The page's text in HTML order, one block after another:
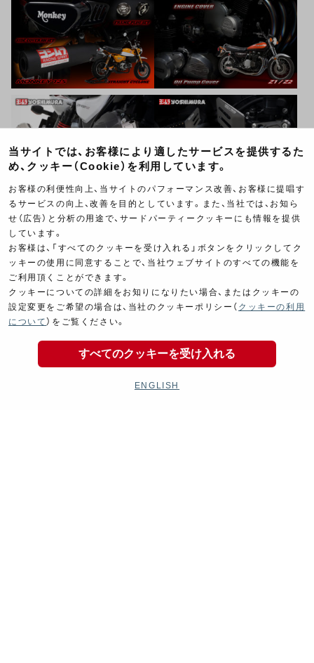
当サイトでは、お客様により適したサービスを提供するた
め、クッキー（Cookie）を利用しています。
お客様の利便性向上、当サイトのパフォーマンス改善、お客様に提唱す
るサービスの向上、改善を目的としています。また、当社では、お知ら
せ（広告）と分析の用途で、サードパーティークッキーにも情報を提供
しています。
お客様は、「すべてのクッキーを受け入れる」ボタンをクリックしてク
ッキーの使用に同意することで、当社ウェブサイトのすべての機能を
ご利用頂くことができます。
クッキーについての詳細をお知りになりたい場合、またはクッキーの
設定変更をご希望の場合は、当社のクッキーポリシー（ クッキーの利用
について ）をご覧ください。
すべてのクッキーを受け入れる
ENGLISH